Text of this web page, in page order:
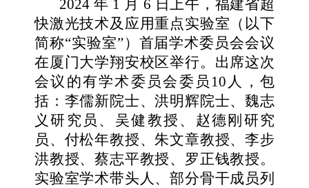
2024 年 1 月 6 日上午，福建省超
快激光技术及应用重点实验室（以下
简称“实验室”）首届学术委员会会议
在厦门大学翔安校区举行。出席这次
会议的有学术委员会委员10人，包
括：李儒新院士、洪明辉院士、魏志
义研究员、吴健教授、赵德刚研究
员、付松年教授、朱文章教授、李步
洪教授、蔡志平教授、罗正钱教授。
实验室学术带头人、部分骨干成员列